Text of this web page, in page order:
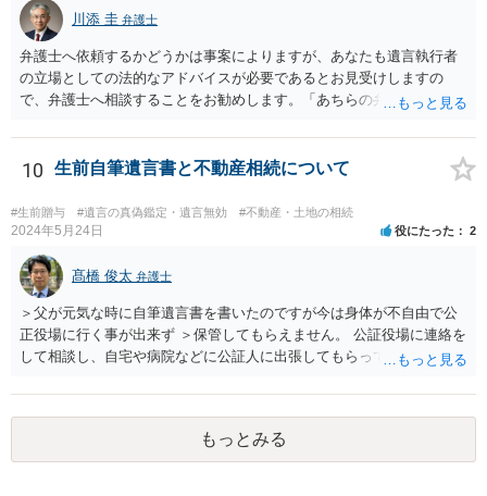
効がいつから進むかは慎重に検討する必要があります。ただし、死亡
から３年が経過しているとのことですので、早急に戸籍、遺言の有
無、不動産登記、遺産分割協議書の有無を確認した方がよいでしょ
う。特に、お姉様側だけで不動産名義を変更している場合、遺言があ
ったのか、遺産分割協議書が作成されているのか、奥様の署名押印が
以前に、法定相続分や遺産分割未了の問題として整理すべき場合もあ
ります。 奥様において戸籍謄本、不動産登記簿、固定資産評価証明
書、遺言書の有無等を確認し、弁護士に個別に相談した方がよいと思
われます。
川添 圭 弁護士
弁護士へ依頼するかどうかは事案によりますが、あなたも遺言執行者
の立場としての法的なアドバイスが必要であるとお見受けしますの
で、弁護士へ相談することをお勧めします。「あちらの弁護士」（元
誘導しかしてこないと思います。
10 生前自筆遺言書と不動産相続について
#生前贈与 #遺言の真偽鑑定・遺言無効 #不動産・土地の相続
2024年5月24日 役にたった 2
髙橋 俊太 弁護士
＞父が元気な時に自筆遺言書を書いたのですが今は身体が不自由で公
正役場に行く事が出来ず ＞保管してもらえません。 公証役場に連絡を
して相談し、自宅や病院などに公証人に出張してもらって公正証書を
うことも可能です。 ＞不動産名義を父から母に名義変更しておいた方
がいいのではと考えていますがどう思いますか？ 詳細が不明であり何
とも言えないのですが、遺言内容との関わりもあると思いますので、
弁護士に事情等を説明して個別に相談した方がよいように思います。
もっとみる